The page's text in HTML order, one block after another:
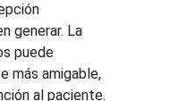
generar. La
puede
más amigable,
al paciente.